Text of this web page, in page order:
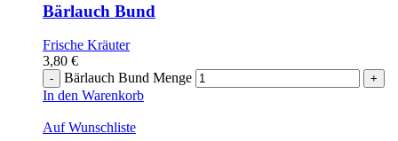
Bärlauch Bund
Frische Kräuter
3,80 €
Bärlauch Bund Menge
In den Warenkorb
Auf Wunschliste